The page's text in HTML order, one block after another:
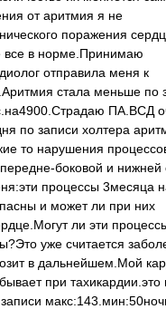
от аритмия я не
поражения
все в норме.Принимаю
отправила меня к
стала меньше по
ПА.ВСД
по записи холтера
то нарушения
боковой и нижней
процессы 3месяца
и может ли при них
ли эти
уже считается
в дальнейшем.Мой
при